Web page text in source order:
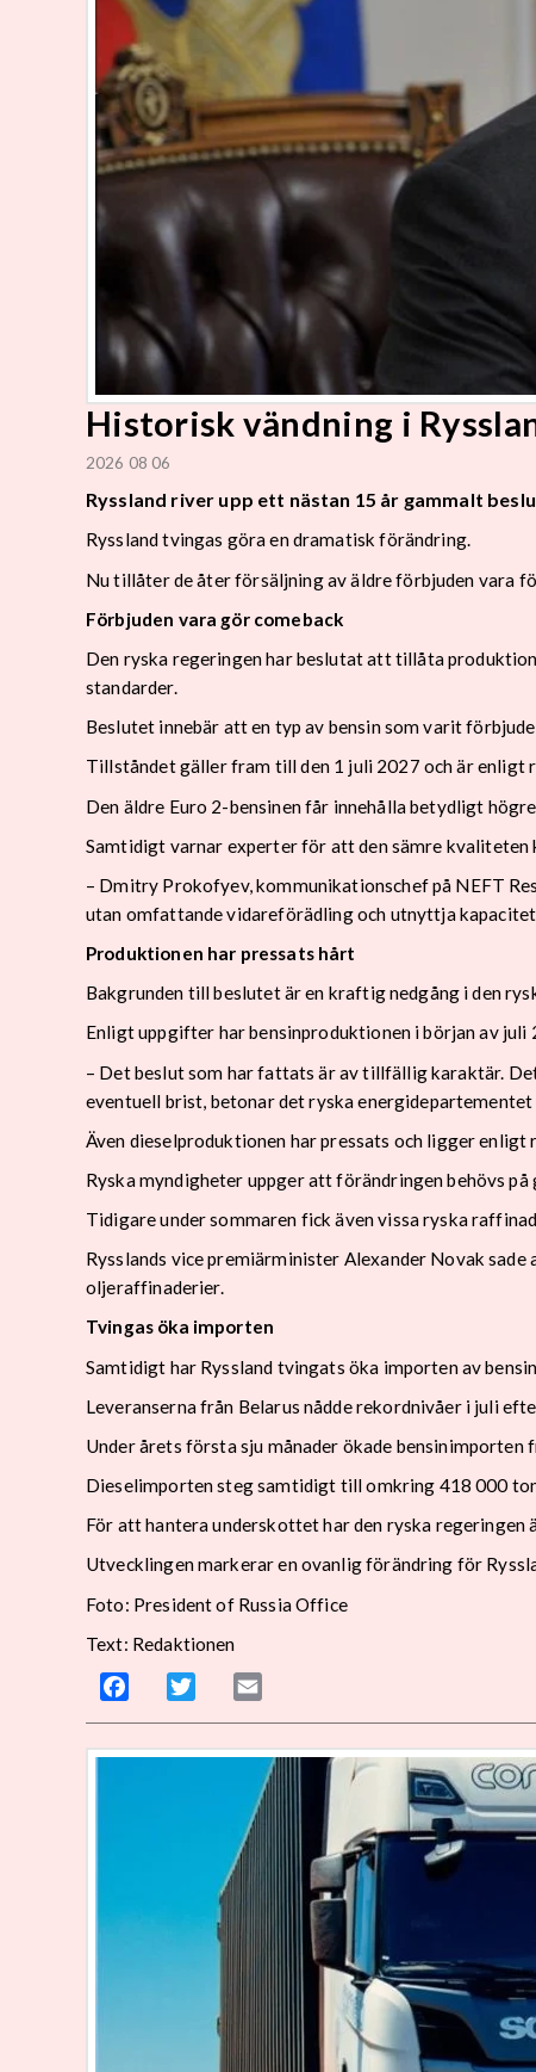
Historisk vändning i
2026 08 06
Ryssland river upp ett nästan 15 år gammalt
Ryssland tvingas göra en dramatisk förändring.
Nu tillåter de åter försäljning av äldre förbjuden vara
Förbjuden vara gör comeback
Den ryska regeringen har beslutat att tillåta
standarder.
Beslutet innebär att en typ av bensin som varit
Tillståndet gäller fram till den 1 juli 2027 och är enligt
Den äldre Euro 2-bensinen får innehålla betydligt
Samtidigt varnar experter för att den sämre kvaliteten
– Dmitry Prokofyev, kommunikationschef på NEFT
utan omfattande vidareförädling och utnyttja
Produktionen har pressats hårt
Bakgrunden till beslutet är en kraftig nedgång i den
Enligt uppgifter har bensinproduktionen i början av
– Det beslut som har fattats är av tillfällig karaktär.
eventuell brist, betonar det ryska
Även dieselproduktionen har pressats och ligger
Ryska myndigheter uppger att förändringen behövs
Tidigare under sommaren fick även vissa ryska
Rysslands vice premiärminister Alexander Novak
oljeraffinaderier.
Tvingas öka importen
Samtidigt har Ryssland tvingats öka importen av
Leveranserna från Belarus nådde rekordnivåer i juli
Under årets första sju månader ökade
Dieselimporten steg samtidigt till omkring 418 000
För att hantera underskottet har den ryska regeringen
Utvecklingen markerar en ovanlig förändring för
Foto: President of Russia Office
Text: Redaktionen
Facebook Twitter